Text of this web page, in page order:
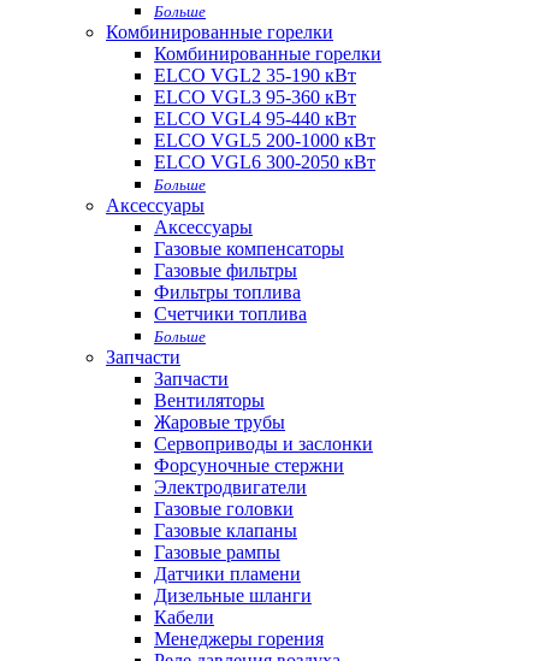
Больше
Комбинированные горелки
Комбинированные горелки
ELCO VGL2 35-190 кВт
ELCO VGL3 95-360 кВт
ELCO VGL4 95-440 кВт
ELCO VGL5 200-1000 кВт
ELCO VGL6 300-2050 кВт
Больше
Аксессуары
Аксессуары
Газовые компенсаторы
Газовые фильтры
Фильтры топлива
Счетчики топлива
Больше
Запчасти
Запчасти
Вентиляторы
Жаровые трубы
Сервоприводы и заслонки
Форсуночные стержни
Электродвигатели
Газовые головки
Газовые клапаны
Газовые рампы
Датчики пламени
Дизельные шланги
Кабели
Менеджеры горения